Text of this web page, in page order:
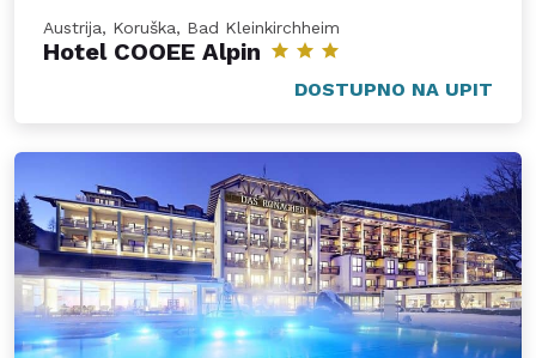
Austrija, Koruška, Bad Kleinkirchheim
Hotel COOEE Alpin
DOSTUPNO NA UPIT